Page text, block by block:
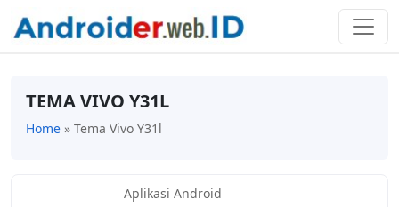
TEMA VIVO Y31L
Home » Tema Vivo Y31l
Aplikasi Android